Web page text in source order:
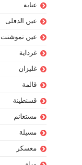
عنابة
عين الدفلى
عين تموشنت
غرداية
غليزان
قالمة
قسنطينة
مستغانم
مسيلة
معسكر